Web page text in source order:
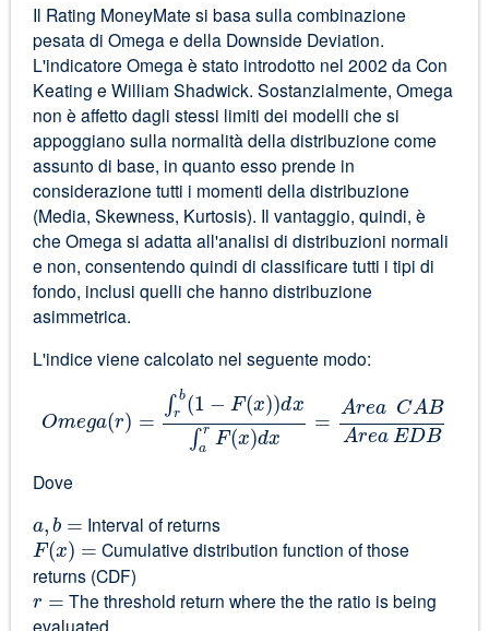
Il Rating MoneyMate si basa sulla combinazione
pesata di Omega e della Downside Deviation.
L'indicatore Omega è stato introdotto nel 2002 da Con
Keating e William Shadwick. Sostanzialmente, Omega
non è affetto dagli stessi limiti dei modelli che si
appoggiano sulla normalità della distribuzione come
assunto di base, in quanto esso prende in
considerazione tutti i momenti della distribuzione
(Media, Skewness, Kurtosis). Il vantaggio, quindi, è
che Omega si adatta all'analisi di distribuzioni normali
e non, consentendo quindi di classificare tutti i tipi di
fondo, inclusi quelli che hanno distribuzione
asimmetrica.
L'indice viene calcolato nel seguente modo:
Omega(r) = ∫ b
r (1− F(x))dx
∫ r
a F(x)dx
= Area CAB
AreaEDB
Dove
a,b = Interval of returns
F(x) = Cumulative distribution function of those
returns (CDF)
r = The threshold return where the the ratio is being
evaluated